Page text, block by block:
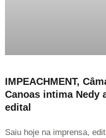
IMPEACHMENT,
Canoas intima Nedy
edital
Saiu hoje na imprensa,